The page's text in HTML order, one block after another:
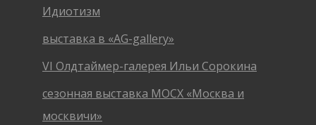
Идиотизм
выставка в «AG-gallery»
VI Олдтаймер-галерея Ильи Сорокина
сезонная выставка МОСХ «Москва и
москвичи»